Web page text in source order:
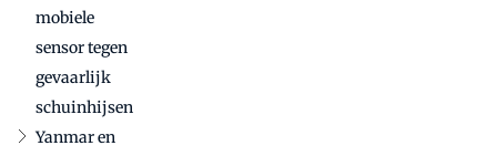
mobiele
sensor tegen
gevaarlijk
schuinhijsen
Yanmar en